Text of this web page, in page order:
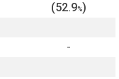
(52.9%)
-